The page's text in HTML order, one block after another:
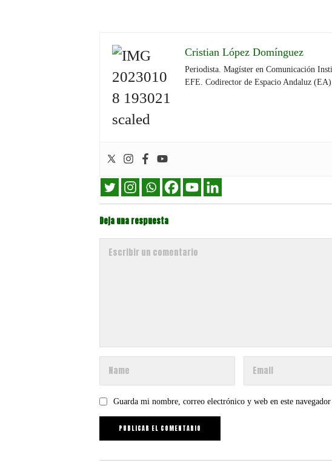
Cristian López Domínguez
Periodista. Magíster en Comunicación
EFE. Codirector de Espacio Andaluz
Deja una respuesta
Guarda mi nombre, correo electrónico y web en este